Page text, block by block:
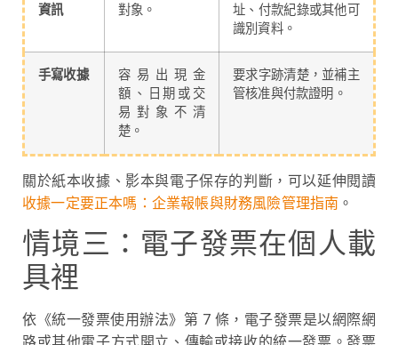
資訊
對象。
址、付款紀錄或其他可
識別資料。
手寫收據
容易出現金
額、日期或交
易對象不清
楚。
要求字跡清楚，並補主
管核准與付款證明。
關於紙本收據、影本與電子保存的判斷，可以延伸閱讀
收據一定要正本嗎：企業報帳與財務風險管理指南 。
情境三：電子發票在個人載
具裡
依《統一發票使用辦法》第 7 條，電子發票是以網際網